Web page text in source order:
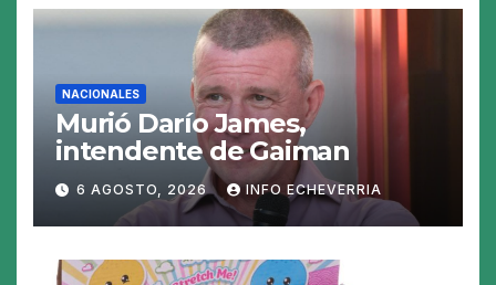
NACIONALES
Murió Darío James,
intendente de Gaiman
6 AGOSTO, 2026 INFO ECHEVERRIA